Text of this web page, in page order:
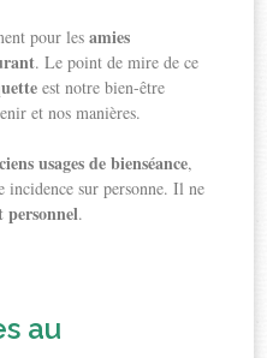
pour lesamies
. Le point de mire de ce
est notre bien-être
et nos manières.
usages de bienséance,
incidence sur personne. Il ne
personnel.
au